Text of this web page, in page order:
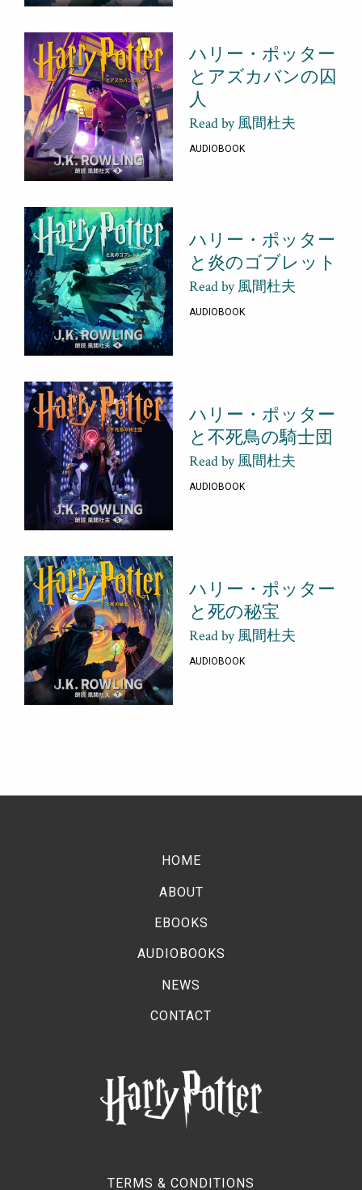
ハリー・ポッター
とアズカバンの囚
人
Read by 風間杜夫
AUDIOBOOK
ハリー・ポッター
と炎のゴブレット
Read by 風間杜夫
AUDIOBOOK
ハリー・ポッター
と不死鳥の騎士団
Read by 風間杜夫
AUDIOBOOK
ハリー・ポッター
と死の秘宝
Read by 風間杜夫
AUDIOBOOK
HOME
ABOUT
EBOOKS
AUDIOBOOKS
NEWS
CONTACT
TERMS & CONDITIONS